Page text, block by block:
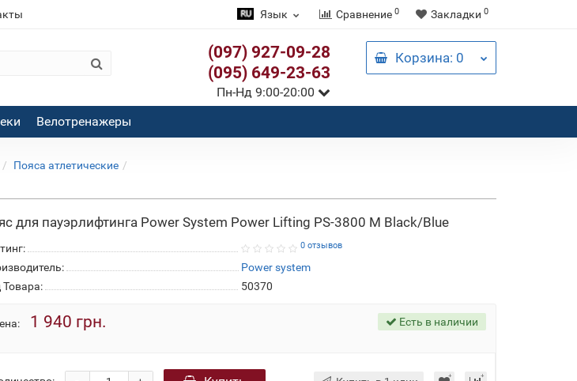
Язык Сравнение 0 Закладки 0
(097) 927-09-28
(095) 649-23-63
Пн-Нд 9:00-20:00
Корзина: 0
Велотренажеры
Пояса атлетические
для пауэрлифтинга Power System Power Lifting PS-3800 M Black/Blue
0 отзывов
Power system
Товара:
50370
1 940 грн. Есть в наличии